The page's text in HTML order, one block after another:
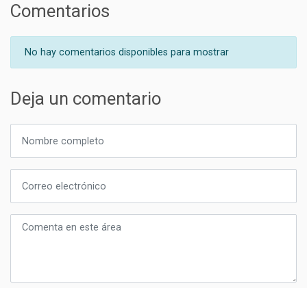
Comentarios
No hay comentarios disponibles para mostrar
Deja un comentario